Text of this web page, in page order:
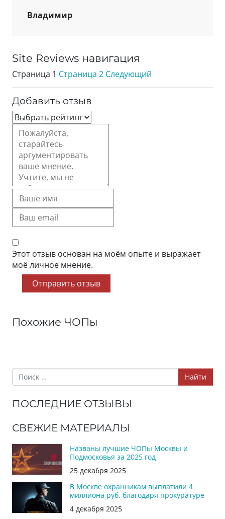
Владимир
Site Reviews навигация
Страница 1 Страница 2 Следующий
Добавить отзыв
Этот отзыв основан на моём опыте и выражает
моё личное мнение.
Отправить отзыв
Похожие ЧОПы
Найти
ПОСЛЕДНИЕ ОТЗЫВЫ
СВЕЖИЕ МАТЕРИАЛЫ
Названы лучшие ЧОПы Москвы и
Подмосковья за 2025 год
25 декабря 2025
В Москве охранникам выплатили 4
миллиона руб. благодаря прокуратуре
4 декабря 2025